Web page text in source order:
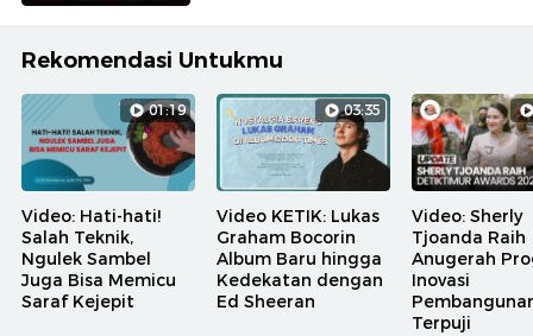
Rekomendasi Untukmu
01:19
Video: Hati-hati!
Salah Teknik,
Ngulek Sambel
Juga Bisa Memicu
Saraf Kejepit
03:35
Video KETIK: Lukas
Graham Bocorin
Album Baru hingga
Kedekatan dengan
Ed Sheeran
Video: Sherly
Tjoanda Raih
Anugerah
Inovasi
Terpuji